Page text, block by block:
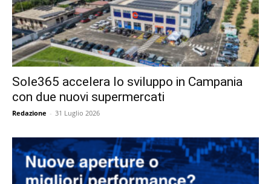
Sole365 accelera lo sviluppo in Campania
con due nuovi supermercati
Redazione - 31 Luglio 2026